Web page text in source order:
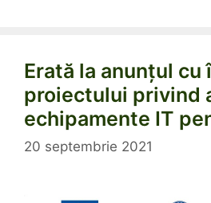
Erată la anunțul cu
proiectului privind
echipamente IT
20 septembrie 2021